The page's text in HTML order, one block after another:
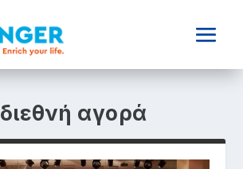
διεθνή αγορά